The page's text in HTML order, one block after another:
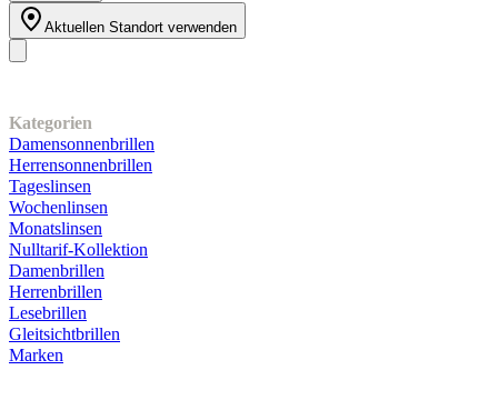
Aktuellen Standort verwenden
Kategorien
Damensonnenbrillen
Herrensonnenbrillen
Tageslinsen
Wochenlinsen
Monatslinsen
Nulltarif-Kollektion
Damenbrillen
Herrenbrillen
Lesebrillen
Gleitsichtbrillen
Marken